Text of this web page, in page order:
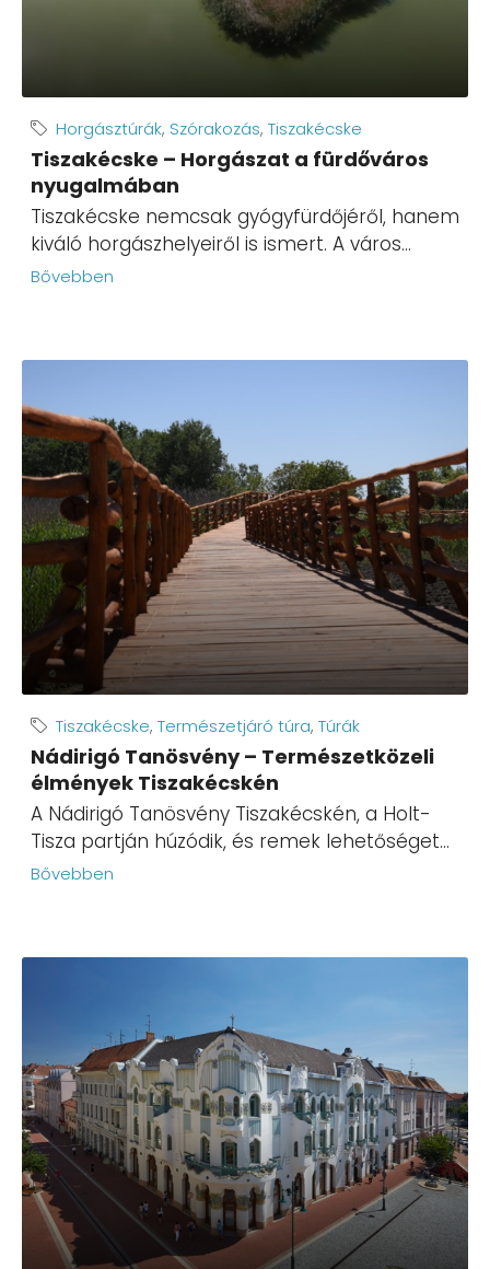
Horgásztúrák, Szórakozás, Tiszakécske
Tiszakécske – Horgászat a fürdőváros
nyugalmában
Tiszakécske nemcsak gyógyfürdőjéről, hanem
kiváló horgászhelyeiről is ismert. A város...
Bővebben
Tiszakécske, Természetjáró túra, Túrák
Nádirigó Tanösvény – Természetközeli
élmények Tiszakécskén
A Nádirigó Tanösvény Tiszakécskén, a Holt-
Tisza partján húzódik, és remek lehetőséget...
Bővebben